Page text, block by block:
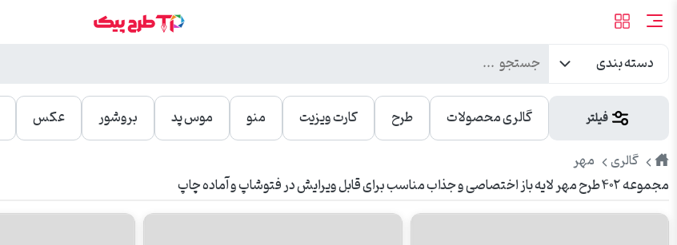
دسته بندی
فیلتر گالری محصولات طرح کارت ویزیت منو موس پد بروشور عکس
طرح
پیک
گالری
مهر
مجموعه ۴۰۲ طرح مهر لایه باز اختصاصی و جذاب مناسب برای قابل ویرایش در فتوشاپ و آماده چاپ